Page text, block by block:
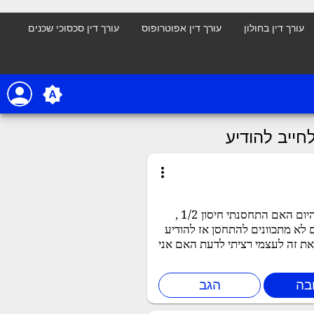
עורך דין בחולון עורך דין אפוטרופוס עורך דין סכסוכי שכנים
person brightness_auto
להודיע
more_vert
היי לכולם האם מותר למקום העבודה שלי לחייב להודיע עד סוף היום האם התחסנתי חיסון 1/2 ,
מתכוונים להתחסן אז להודיע
זה לעצמי רציתי לדעת האם אני